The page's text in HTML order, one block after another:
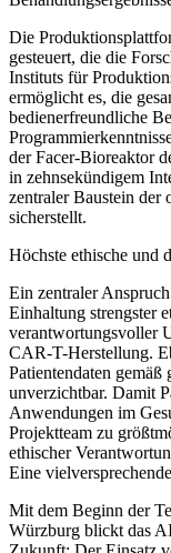
Die
gesteuert, die die
Instituts für
ermöglicht es, die
bedienerfreundliche
der Facer-Bioreaktor
in zehnsekündigem
zentraler Baustein der
sicherstellt.
Höchste ethische und
Ein zentraler
Einhaltung strengster
verantwortungsvoller
CAR-T-Herstellung.
Patientendaten gemäß
unverzichtbar. Damit
Anwendungen im
Projektteam zu
ethischer
Eine
Mit dem Beginn der
Würzburg blickt das